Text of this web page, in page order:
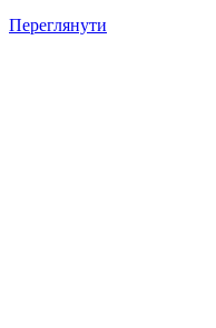
Переглянути